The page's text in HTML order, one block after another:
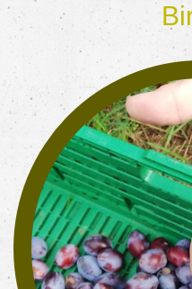
schmecken